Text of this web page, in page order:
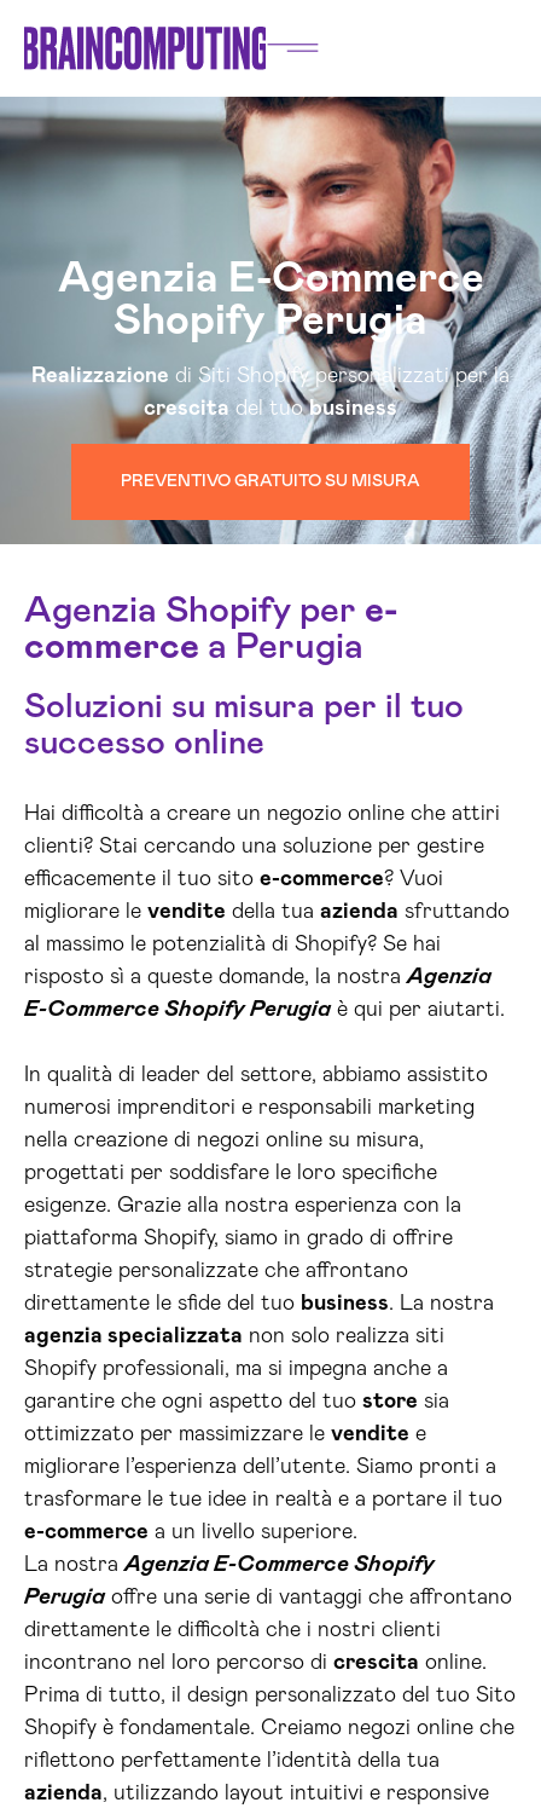
Agenzia E-Commerce
Shopify Perugia
Realizzazione di Siti Shopify personalizzati per la
crescita del tuobusiness
PREVENTIVO GRATUITO SU MISURA
Agenzia Shopify per e-
commerce a Perugia
Soluzioni su misura per il tuo
successo online
Hai difficoltà a creare un negozio online che attiri
clienti? Stai cercando una soluzione per gestire
efficacemente il tuo sito e-commerce? Vuoi
migliorare le vendite della tua azienda sfruttando
al massimo le potenzialità di Shopify? Se hai
risposto sì a queste domande, la nostraAgenzia
E-Commerce Shopify Perugiaè qui per aiutarti.
In qualità di leader del settore, abbiamo assistito
numerosi imprenditori e responsabili marketing
nella creazione di negozi online su misura,
progettati per soddisfare le loro specifiche
esigenze. Grazie alla nostra esperienza con la
piattaforma Shopify, siamo in grado di offrire
strategie personalizzate che affrontano
direttamente le sfide del tuo business. La nostra
agenzia specializzata non solo realizza siti
Shopify professionali, ma si impegna anche a
garantire che ogni aspetto del tuo store sia
ottimizzato per massimizzare le vendite e
migliorare l’esperienza dell’utente. Siamo pronti a
trasformare le tue idee in realtà e a portare il tuo
e-commerce a un livello superiore.
La nostraAgenzia E-Commerce Shopify
Perugiaoffre una serie di vantaggi che affrontano
direttamente le difficoltà che i nostri clienti
incontrano nel loro percorso di crescita online.
Prima di tutto, il design personalizzato del tuo Sito
Shopify è fondamentale. Creiamo negozi online che
riflettono perfettamente l’identità della tua
azienda, utilizzando layout intuitivi e responsive